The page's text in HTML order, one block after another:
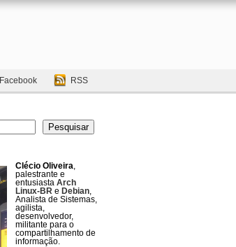
Facebook RSS
Pesquisar
Clécio Oliveira,
palestrante e
entusiasta Arch
Linux-BR e Debian,
Analista de Sistemas,
agilista,
desenvolvedor,
militante para o
compartilhamento de
informação.